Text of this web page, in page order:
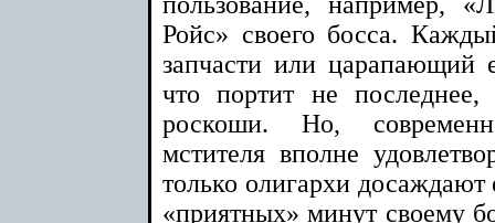
Ройс» своего босса.
запчасти или царапающий
что портит не
роскоши. Но,
мстителя вполне
только олигархи
«приятных» минут своему